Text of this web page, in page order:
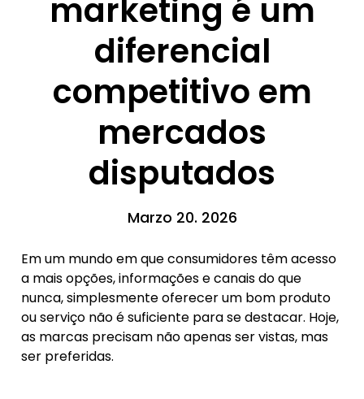
marketing é um
diferencial
competitivo em
mercados
disputados
Marzo 20. 2026
Em um mundo em que consumidores têm acesso
a mais opções, informações e canais do que
nunca, simplesmente oferecer um bom produto
ou serviço não é suficiente para se destacar. Hoje,
as marcas precisam não apenas ser vistas, mas
ser preferidas.